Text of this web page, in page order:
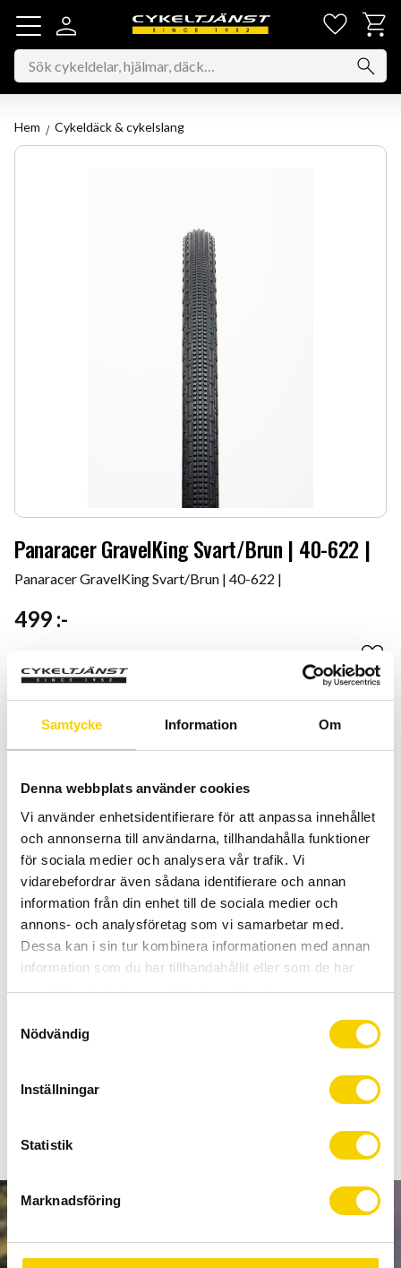
Samtycke Information Om
Denna webbplats använder cookies
Vi använder enhetsidentifierare för att anpassa innehållet
och annonserna till användarna, tillhandahålla funktioner
för sociala medier och analysera vår trafik. Vi
vidarebefordrar även sådana identifierare och annan
information från din enhet till de sociala medier och
annons- och analysföretag som vi samarbetar med.
Dessa kan i sin tur kombinera informationen med annan
information som du har tillhandahållit eller som de har
samlat in när du har använt deras tjänster.
s
v
a
l
Nödvändig
Inställningar
Statistik
Marknadsföring
Meny
Hem Cykeldäck & cykelslang
Panaracer GravelKing Svart/Brun | 40-622 |
Panaracer GravelKing Svart/Brun | 40-622 |
499 :-
+
-
Certifierad cykelservice & Shimano Service Center
Lagerstatus
Beställningsvara
Artikelnr
3410982
Panaracer GravelKing SK är det perfekta däcket om du
söker ett däck som passar optimalt på grus och asfalt.
Lång livslängd.
NYHETSBREV